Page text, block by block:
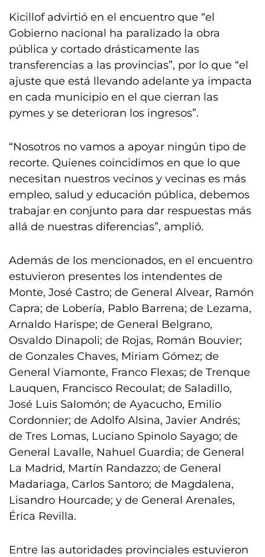
Kicillof advirtió en el encuentro que “el
Gobierno nacional ha paralizado la obra
pública y cortado drásticamente las
transferencias a las provincias”, por lo que “el
ajuste que está llevando adelante ya impacta
en cada municipio en el que cierran las
pymes y se deterioran los ingresos”.
“Nosotros no vamos a apoyar ningún tipo de
recorte. Quienes coincidimos en que lo que
necesitan nuestros vecinos y vecinas es más
empleo, salud y educación pública, debemos
trabajar en conjunto para dar respuestas más
allá de nuestras diferencias”, amplió.
Además de los mencionados, en el encuentro
estuvieron presentes los intendentes de
Monte, José Castro; de General Alvear, Ramón
Capra; de Lobería, Pablo Barrena; de Lezama,
Arnaldo Harispe; de General Belgrano,
Osvaldo Dinapoli; de Rojas, Román Bouvier;
de Gonzales Chaves, Miriam Gómez; de
General Viamonte, Franco Flexas; de Trenque
Lauquen, Francisco Recoulat; de Saladillo,
José Luis Salomón; de Ayacucho, Emilio
Cordonnier; de Adolfo Alsina, Javier Andrés;
de Tres Lomas, Luciano Spinolo Sayago; de
General Lavalle, Nahuel Guardia; de General
La Madrid, Martín Randazzo; de General
Madariaga, Carlos Santoro; de Magdalena,
Lisandro Hourcade; y de General Arenales,
Érica Revilla.
Entre las autoridades provinciales estuvieron